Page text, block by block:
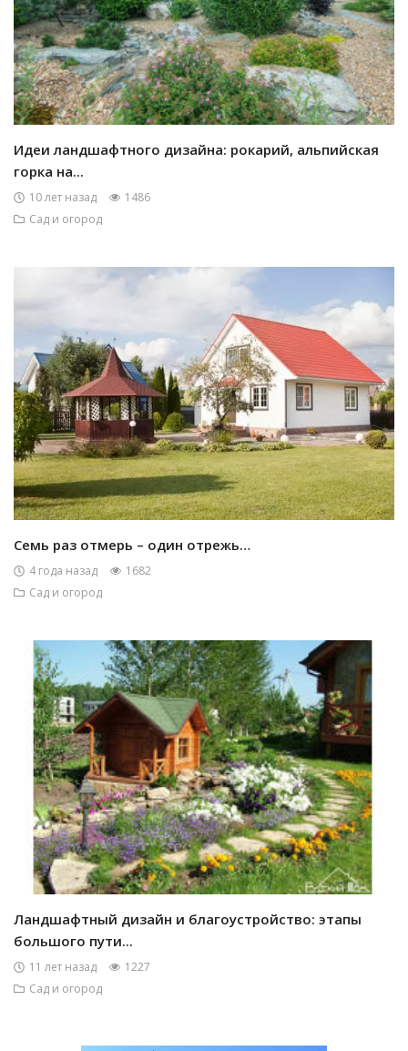
Идеи ландшафтного дизайна: рокарий, альпийская
горка на...
10 лет назад
1486
Сад и огород
Семь раз отмерь – один отрежь…
4 года назад
1682
Сад и огород
Ландшафтный дизайн и благоустройство: этапы
большого пути...
11 лет назад
1227
Сад и огород